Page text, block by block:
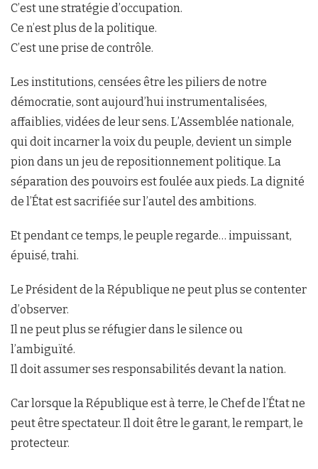
C’est une stratégie d’occupation.
Ce n’est plus de la politique.
C’est une prise de contrôle.
Les institutions, censées être les piliers de notre
démocratie, sont aujourd’hui instrumentalisées,
affaiblies, vidées de leur sens. L’Assemblée nationale,
qui doit incarner la voix du peuple, devient un simple
pion dans un jeu de repositionnement politique. La
séparation des pouvoirs est foulée aux pieds. La dignité
de l’État est sacrifiée sur l’autel des ambitions.
Et pendant ce temps, le peuple regarde… impuissant,
épuisé, trahi.
Le Président de la République ne peut plus se contenter
d’observer.
Il ne peut plus se réfugier dans le silence ou
l’ambiguïté.
Il doit assumer ses responsabilités devant la nation.
Car lorsque la République est à terre, le Chef de l’État ne
peut être spectateur. Il doit être le garant, le rempart, le
protecteur.